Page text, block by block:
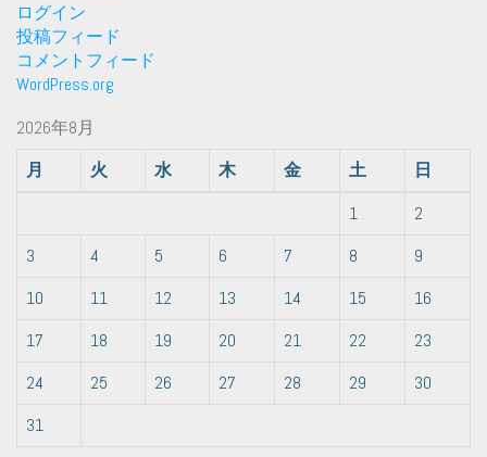
ログイン
投稿フィード
コメントフィード
WordPress.org
2026年8月
月
火 水 木 金 土
日
1
2
3
4 5 6 7 8
9
10
11 12 13 14 15
16
17
18 19 20 21 22
23
24
25 26 27 28 29
30
31